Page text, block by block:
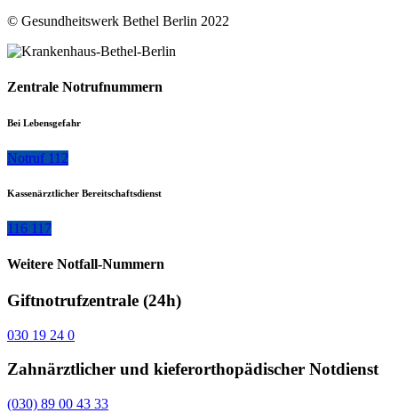
© Gesundheitswerk Bethel Berlin 2022
Zentrale Notrufnummern
Bei Lebensgefahr
Notruf 112
Kassenärztlicher Bereitschaftsdienst
116 117
Weitere Notfall-Nummern
Giftnotrufzentrale (24h)
030 19 24 0
Zahnärztlicher und kieferorthopädischer Notdienst
(030) 89 00 43 33